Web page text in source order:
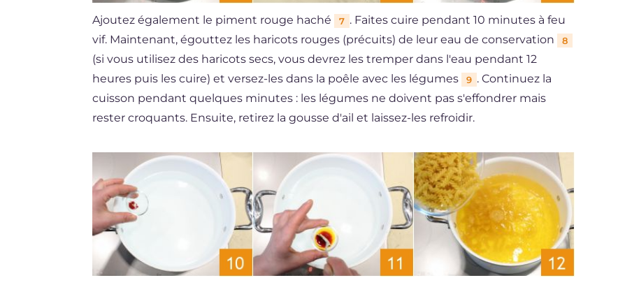
Ajoutez également le piment rouge haché 7 . Faites cuire pendant 10 minutes à feu
vif. Maintenant, égouttez les haricots rouges (précuits) de leur eau de conservation
8
(si vous utilisez des haricots secs, vous devrez les tremper dans l'eau pendant 12
heures puis les cuire) et versez-les dans la poêle avec les légumes
9 . Continuez la
cuisson pendant quelques minutes : les légumes ne doivent pas s'effondrer mais
rester croquants. Ensuite, retirez la gousse d'ail et laissez-les refroidir.